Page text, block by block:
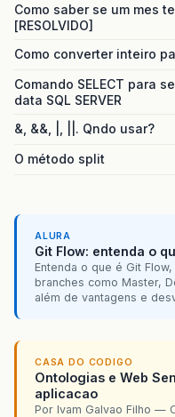
Como saber se um mes
[RESOLVIDO]
Como converter inteiro
Comando SELECT para
data SQL SERVER
&, &&, |, ||. Qndo usar?
O método split
ALURA
Git Flow: entenda o
Entenda o que é Git
branches como Master,
além de vantagens e
CASA DO CODIGO
Ontologias e Web
aplicacao
Por Ivam Galvao Filho —